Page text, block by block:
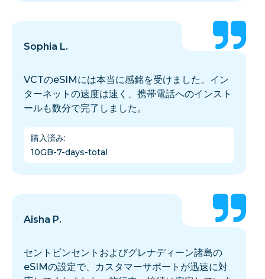
Sophia L.
VCTのeSIMには本当に感銘を受けました。イン
ターネットの速度は速く、携帯電話へのインスト
ールも数分で完了しました。
購入済み:
10GB-7-days-total
Aisha P.
セントビンセントおよびグレナディーン諸島の
eSIMの設定で、カスタマーサポートが迅速に対